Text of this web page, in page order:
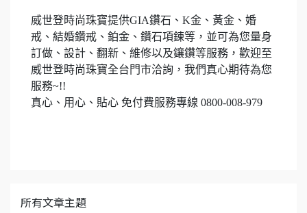
威世登時尚珠寶提供GIA鑽石、 K金、黃金、婚
戒、結婚鑽戒、鉑金、鑽石項鍊等，並可為您量身
訂做、設計、翻新、維修以及鑲鑽等服務，歡迎至
威世登時尚珠寶全台門市洽詢，我們真心期待為您
服務~!!
真心、用心、貼心 免付費服務專線 0800-008-979
所有文章主題